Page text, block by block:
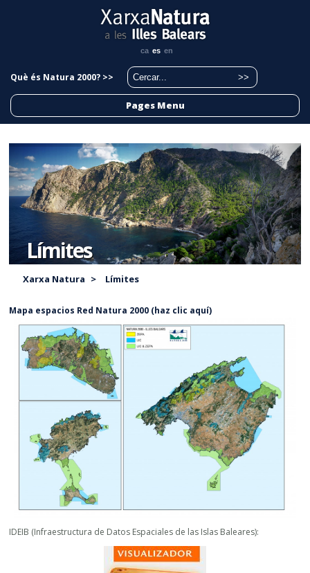
ca es en
Què és Natura 2000? >>
Pages Menu
Límites
Xarxa Natura > Límites
Mapa espacios Red Natura 2000 (haz clic aquí)
IDEIB (Infraestructura de Datos Espaciales de las Islas Baleares):